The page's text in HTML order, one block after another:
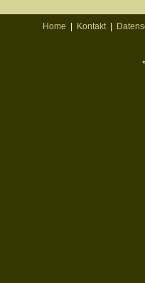
Home Kontakt